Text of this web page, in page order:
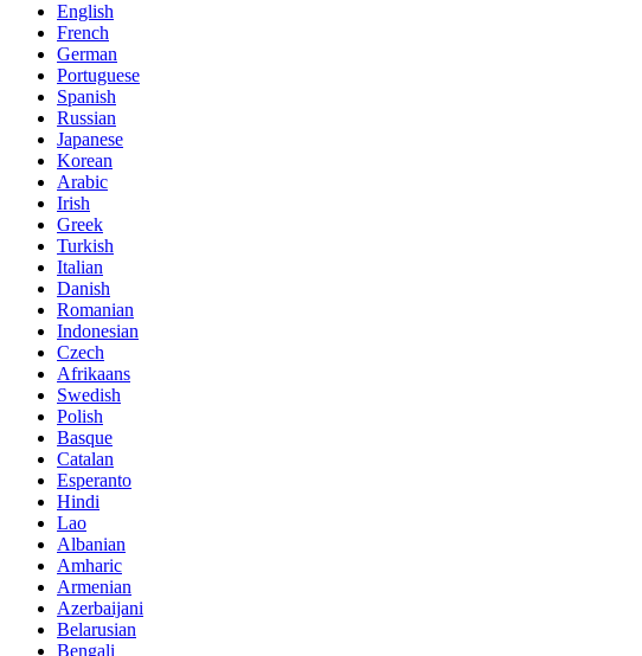
English
French
German
Portuguese
Spanish
Russian
Japanese
Korean
Arabic
Irish
Greek
Turkish
Italian
Danish
Romanian
Indonesian
Czech
Afrikaans
Swedish
Polish
Basque
Catalan
Esperanto
Hindi
Lao
Albanian
Amharic
Armenian
Azerbaijani
Belarusian
Bengali